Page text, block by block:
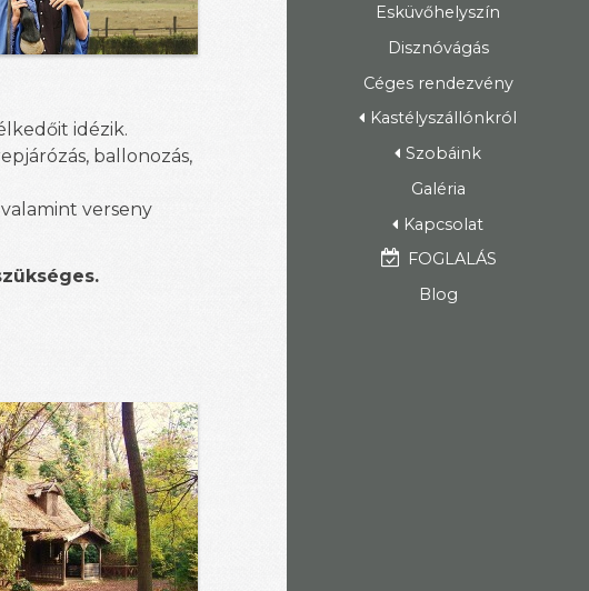
Esküvőhelyszín
Disznóvágás
Céges rendezvény
Kastélyszállónkról
Szobáink
Galéria
Kapcsolat
FOGLALÁS
Blog
idézik.
ballonozás,
verseny